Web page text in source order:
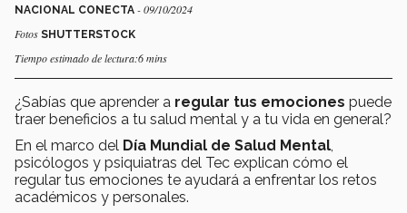
NACIONAL CONECTA - 09/10/2024
Fotos SHUTTERSTOCK
Tiempo estimado de lectura:6 mins
¿Sabías que aprender a regular tus emociones puede
traer beneficios a tu salud mental y a tu vida en general?
En el marco del Día Mundial de Salud Mental
psicólogos y psiquiatras del Tec explican cómo el
regular tus emociones te ayudará a enfrentar los retos
académicos y personales.